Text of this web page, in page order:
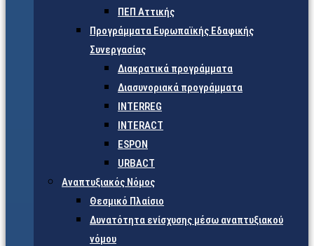
ΠΕΠ Αττικής
Προγράμματα Ευρωπαϊκής Εδαφικής
Συνεργασίας
Διακρατικά προγράμματα
Διασυνοριακά προγράμματα
INTERREG
INTERACT
ESPON
URBACT
Αναπτυξιακός Νόμος
Θεσμικό Πλαίσιο
Δυνατότητα ενίσχυσης μέσω αναπτυξιακού
νόμου